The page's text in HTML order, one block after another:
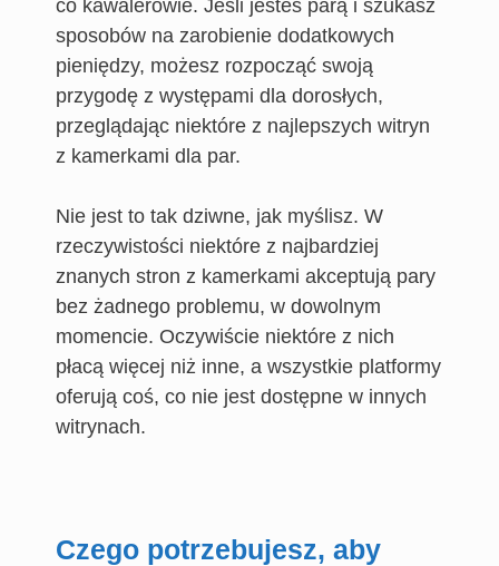
co kawalerowie. Jeśli jesteś parą i szukasz
sposobów na zarobienie dodatkowych
pieniędzy, możesz rozpocząć swoją
przygodę z występami dla dorosłych,
przeglądając niektóre z najlepszych witryn
z kamerkami dla par.
Nie jest to tak dziwne, jak myślisz. W
rzeczywistości niektóre z najbardziej
znanych stron z kamerkami akceptują pary
bez żadnego problemu, w dowolnym
momencie. Oczywiście niektóre z nich
płacą więcej niż inne, a wszystkie platformy
oferują coś, co nie jest dostępne w innych
witrynach.
Czego potrzebujesz, aby